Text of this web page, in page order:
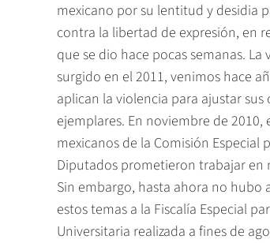
mexicano por su lentitud y
contra la libertad de expresión, en
que se dio hace pocas semanas.
surgido en el 2011, venimos hace
aplican la violencia para ajustar
ejemplares. En noviembre de
mexicanos de la Comisión Especial
Diputados prometieron trabajar en
Sin embargo, hasta ahora no hubo
estos temas a la Fiscalía Especial
Universitaria realizada a fines de